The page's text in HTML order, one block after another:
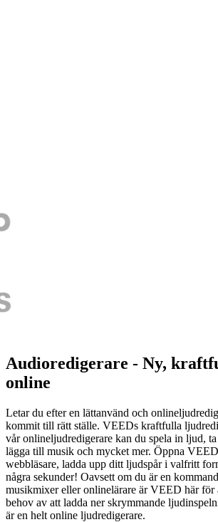
Audioredigerare - Ny,
online
Letar du efter en lättanvänd och
kommit till rätt ställe. VEEDs kraftfulla
vår onlineljudredigerare kan du spela in ljud,
lägga till musik och mycket mer. Öppna
webbläsare, ladda upp ditt ljudspår i valfritt
några sekunder! Oavsett om du är en
musikmixer eller onlinelärare är VEED här för
behov av att ladda ner skrymmande
är en helt online ljudredigerare.